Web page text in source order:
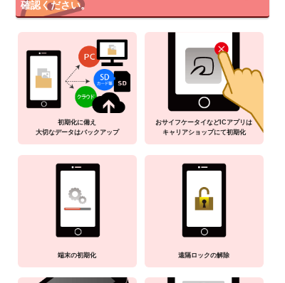
確認ください。
初期化に備え
大切なデータはバックアップ
おサイフケータイなどICアプリは
キャリアショップにて初期化
端末の初期化 遠隔ロックの解除